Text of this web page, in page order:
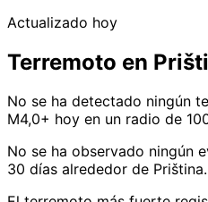
Actualizado hoy
Terremoto en
No se ha detectado ningún
M4,0+ hoy en un radio de
No se ha observado ningún
30 días alrededor de Priština.